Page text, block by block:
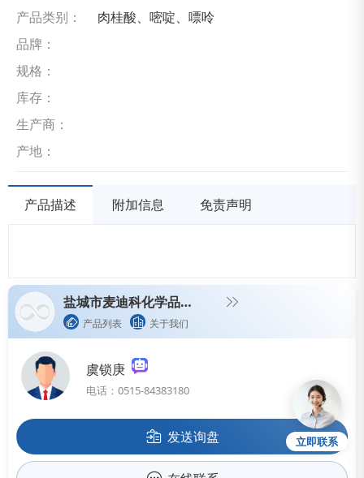
产品类别：
肉桂酸、嘧啶、嘌呤
品牌：
规格：
库存：
生产商：
产地：
产品描述 附加信息 免责声明
盐城市麦迪科化学品制造有限公司
产品列表 关于我们
虞锁庚
电话：0515-84383180
发送询盘 立即联系